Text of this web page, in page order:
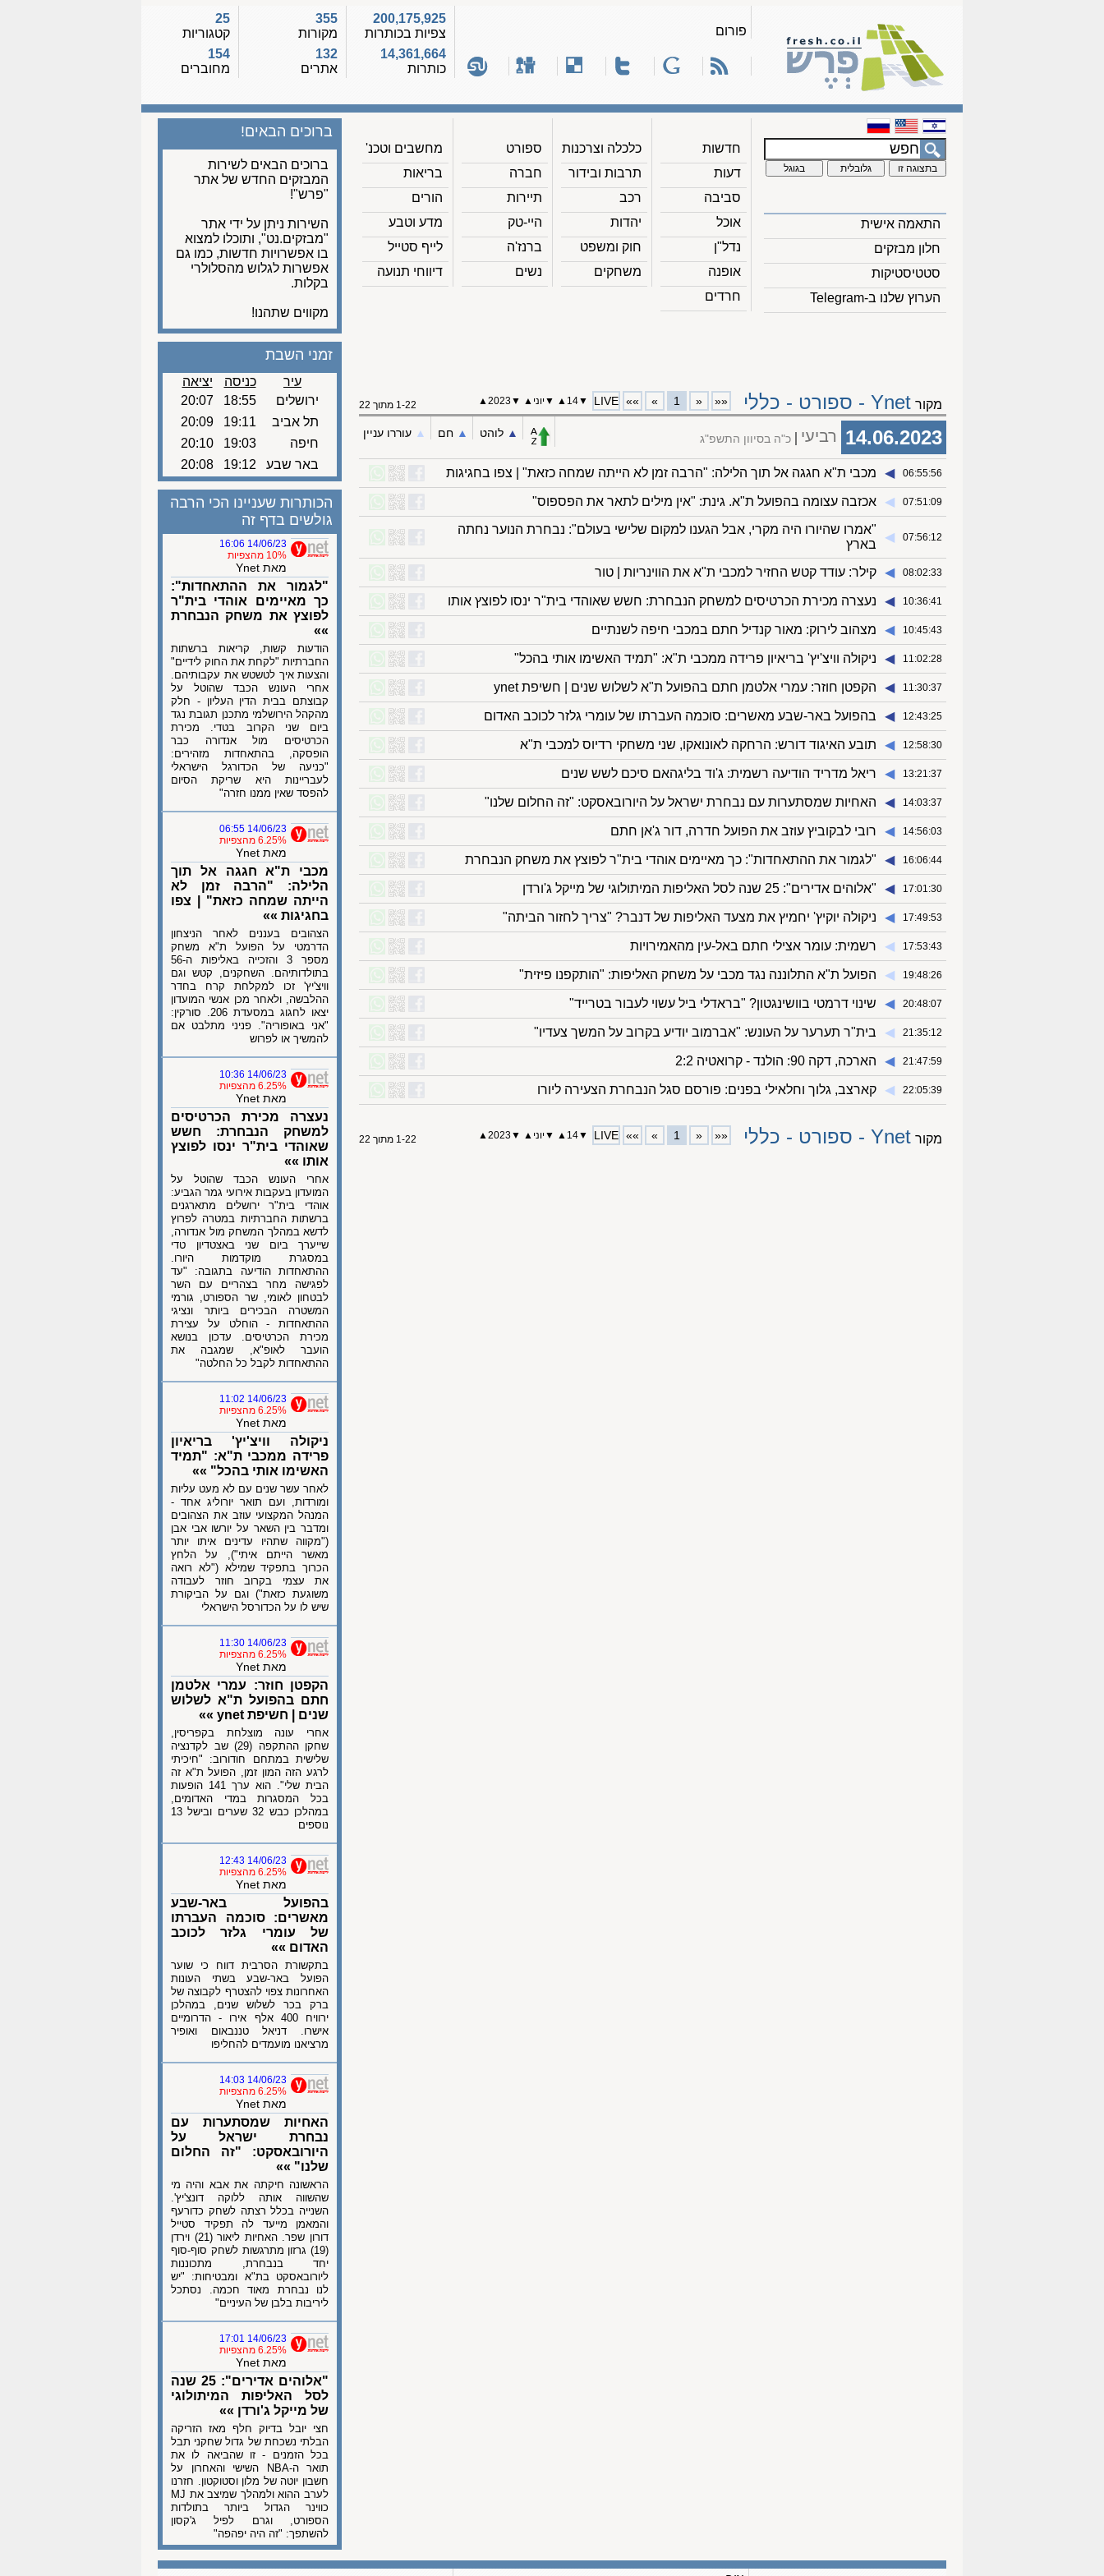
פורום
200,175,925
צפיות בכותרות
14,361,664
כותרות
355
מקורות
132
אתרים
25
קטגוריות
154
מחוברים
התאמה אישית
חלון מבזקים
סטטיסטיקות
הערוץ שלנו ב-Telegram
חדשות
דעות
סביבה
אוכל
נדל"ן
אופנה
חרדים
כלכלה וצרכנות
תרבות ובידור
רכב
יהדות
חוק ומשפט
משחקים
ספורט
חברה
תיירות
היי-טק
ברנז'ה
נשים
מחשבים וטכנ'
בריאות
הורים
מדע וטבע
לייף סטייל
דיווחי תנועה
ברוכים הבאים!
ברוכים הבאים לשירות
המבזקים החדש של אתר
"פרש"!
השירות ניתן על ידי אתר
"מבזקים.נט", ותוכלו למצוא
בו אפשרויות חדשות, כמו גם
אפשרות לגלוש מהסלולרי
בקלות.
מקווים שתהנו!
מקור Ynet - ספורט - כללי ««
«
1
»
»»
LIVE
▼
14
▲
▼יוני ▲
▼
2023
▲ 1-22 מתוך 22
14.06.2023 רביעי כ"ה בסיוון התשפ"ג ▲︎ לוהט ▲︎ חם ▲︎ עוררו עניין
06:55:56
◀︎ מכבי ת"א חגגה אל תוך הלילה: "הרבה זמן לא הייתה שמחה כזאת" | צפו בחגיגות
07:51:09
◀︎ אכזבה עצומה בהפועל ת"א. גינת: "אין מילים לתאר את הפספוס"
07:56:12
◀︎
"אמרו שהיורו היה מקרי, אבל הגענו למקום שלישי בעולם": נבחרת הנוער נחתה
בארץ
08:02:33
◀︎ קילר: עודד קטש החזיר למכבי ת"א את הווינריות | טור
10:36:41
◀︎ נעצרה מכירת הכרטיסים למשחק הנבחרת: חשש שאוהדי בית"ר ינסו לפוצץ אותו
10:45:43
◀︎ מצהוב לירוק: מאור קנדיל חתם במכבי חיפה לשנתיים
11:02:28
◀︎ ניקולה וויצ'יץ' בריאיון פרידה ממכבי ת"א: "תמיד האשימו אותי בהכל"
11:30:37
◀︎ הקפטן חוזר: עמרי אלטמן חתם בהפועל ת"א לשלוש שנים | חשיפת ynet
12:43:25
◀︎ בהפועל באר-שבע מאשרים: סוכמה העברתו של עומרי גלזר לכוכב האדום
12:58:30
◀︎ תובע האיגוד דורש: הרחקה לאונואקו, שני משחקי רדיוס למכבי ת"א
13:21:37
◀︎ ריאל מדריד הודיעה רשמית: ג'וד בליגהאם סיכם לשש שנים
14:03:37
◀︎ האחיות שמסתערות עם נבחרת ישראל על היורובאסקט: "זה החלום שלנו"
14:56:03
◀︎ רובי לבקוביץ עוזב את הפועל חדרה, דור ג'אן חתם
16:06:44
◀︎ "לגמור את ההתאחדות": כך מאיימים אוהדי בית"ר לפוצץ את משחק הנבחרת
17:01:30
◀︎ "אלוהים אדירים": 25 שנה לסל האליפות המיתולוגי של מייקל ג'ורדן
17:49:53
◀︎ ניקולה יוקיץ' יחמיץ את מצעד האליפות של דנבר? "צריך לחזור הביתה"
17:53:43
◀︎ רשמית: עומר אצילי חתם באל-עין מהאמירויות
19:48:26
◀︎ הפועל ת"א התלוננה נגד מכבי על משחק האליפות: "הותקפנו פיזית"
20:48:07
◀︎ שינוי דרמטי בוושינגטון? "בראדלי ביל עשוי לעבור בטרייד"
21:35:12
◀︎ בית"ר תערער על העונש: "אברמוב יודיע בקרוב על המשך צעדיו"
21:47:59
◀︎ הארכה, דקה 90: הולנד - קרואטיה 2:2
22:05:39
◀︎ קארצב, גלוך וחלאילי בפנים: פורסם סגל הנבחרת הצעירה ליורו
מקור Ynet - ספורט - כללי ««
«
1
»
»»
LIVE
▼
14
▲
▼יוני ▲
▼
2023
▲ 1-22 מתוך 22
זמני השבת
עיר כניסה
יציאה
ירושלים
18:55
20:07
תל אביב
19:11
20:09
חיפה
19:03
20:10
באר שבע
19:12
20:08
הכותרות שעניינו הכי הרבה
גולשים בדף זה
14/06/23 16:06
10% מהצפיות
מאת Ynet
"לגמור את ההתאחדות":
כך מאיימים אוהדי בית"ר
לפוצץ את משחק הנבחרת
»»
הודעות קשות, קריאות ברשתות
החברתיות "לקחת את החוק לידיים"
והצעות איך לטשטש את עקבותיהם.
אחרי העונש הכבד שהוטל על
קבוצתם בבית הדין העליון - חלק
מהקהל הירושלמי מתכנן תגובת נגד
ביום שני הקרוב בטדי. מכירת
הכרטיסים מול אנדורה כבר
הופסקה, בהתאחדות מזהירים:
"כניעה של הכדורגל הישראלי
לעבריינות היא שריקת הסיום
להפסד שאין ממנו חזרה"
14/06/23 06:55
6.25% מהצפיות
מאת Ynet
מכבי ת"א חגגה אל תוך
הלילה: "הרבה זמן לא
הייתה שמחה כזאת" | צפו
בחגיגות »»
הצהובים בעננים לאחר הניצחון
הדרמטי על הפועל ת"א משחק
מספר 3 והזכייה באליפות ה-56
בתולדותיהם. השחקנים, קטש וגם
וויצ'יץ' זכו למקלחת קרח בחדר
ההלבשה, ולאחר מכן אנשי המועדון
יצאו לחגוג במסעדת 206. סורקין:
"אני באופוריה". פניני מתלבט אם
להמשיך או לפרוש
14/06/23 10:36
6.25% מהצפיות
מאת Ynet
נעצרה מכירת הכרטיסים
למשחק הנבחרת: חשש
שאוהדי בית"ר ינסו לפוצץ
אותו »»
אחרי העונש הכבד שהוטל על
המועדון בעקבות אירועי גמר הגביע:
אוהדי בית"ר ירושלים מתארגנים
ברשתות החברתיות במטרה לפרוץ
לדשא במהלך המשחק מול אנדורה,
שייערך ביום שני באצטדיון טדי
במסגרת מוקדמות היורו.
ההתאחדות הודיעה בתגובה: "עד
לפגישה מחר בצהריים עם השר
לבטחון לאומי, שר הספורט, גורמי
המשטרה הבכירים ביותר ונציגי
ההתאחדות - הוחלט על עצירת
מכירת הכרטיסים. עדכון בנושא
הועבר לאופ"א, שמגבה את
ההתאחדות לקבל כל החלטה"
14/06/23 11:02
6.25% מהצפיות
מאת Ynet
ניקולה וויצ'יץ' בריאיון
פרידה ממכבי ת"א: "תמיד
האשימו אותי בהכל" »»
לאחר עשר שנים עם לא מעט עליות
ומורדות, ועם תואר יורוליג אחד -
המנהל המקצועי עוזב את הצהובים
ומדבר בין השאר על יורשו אבי אבן
("מקווה שתהיו עדינים איתו יותר
מאשר הייתם איתי"), על הלחץ
הכרוך בתפקיד שמילא ("לא רואה
את עצמי בקרוב חוזר לעבודה
משוגעת כזאת") וגם על הביקורת
שיש לו על הכדורסל הישראלי
14/06/23 11:30
6.25% מהצפיות
מאת Ynet
הקפטן חוזר: עמרי אלטמן
חתם בהפועל ת"א לשלוש
שנים | חשיפת ynet »»
אחרי עונה מוצלחת בקפריסין,
שחקן ההתקפה (29) שב לקדנציה
שלישית במתחם חודורוב: "חיכיתי
לרגע הזה המון זמן, הפועל ת"א זה
הבית שלי". הוא ערך 141 הופעות
בכל המסגרות במדי האדומים,
במהלכן כבש 32 שערים ובישל 13
נוספים
14/06/23 12:43
6.25% מהצפיות
מאת Ynet
בהפועל באר-שבע
מאשרים: סוכמה העברתו
של עומרי גלזר לכוכב
האדום »»
בתקשורת הסרבית דווח כי שוער
הפועל באר-שבע בשתי העונות
האחרונות צפוי להצטרף לקבוצה של
ברק בכר לשלוש שנים, במהלכן
ירוויח 400 אלף אירו - הדרומיים
אישרו. דניאל טננבאום ואופיר
מרציאנו מועמדים להחליפו
14/06/23 14:03
6.25% מהצפיות
מאת Ynet
האחיות שמסתערות עם
נבחרת ישראל על
היורובאסקט: "זה החלום
שלנו" »»
הראשונה חיקתה את אבא והיה מי
שהשווה אותה ללוקה דונצ'יץ'.
השנייה בכלל רצתה לשחק כדורעף
והמאמן מייעד לה תפקיד סטייל
דורון שפר. האחיות ליאור (21) וירדן
(19) גרזון מתרגשות לשחק סוף-סוף
יחד בנבחרת, מתכוננות
ליורובאסקט בת"א ומבטיחות: "יש
לנו נבחרת מאוד חכמה. נסתכל
ליריבות בלבן של העיניים"
14/06/23 17:01
6.25% מהצפיות
מאת Ynet
"אלוהים אדירים": 25 שנה
לסל האליפות המיתולוגי
של מייקל ג'ורדן »»
חצי יובל בדיוק חלף מאז הזריקה
הבלתי נשכחת של גדול שחקני תבל
בכל הזמנים - זו שהביאה לו את
תואר ה-NBA השישי והאחרון על
חשבון יוטה של מלון וסטוקטון. חזרנו
לערב ההוא ולמהלך שמיצב את MJ
כווינר הגדול ביותר בתולדות
הספורט, וגרם לפיל ג'קסון
להשתפך: "זה היה יפהפה"